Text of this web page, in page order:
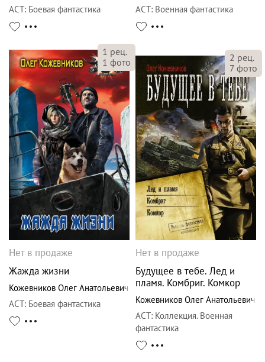
АСТ: Боевая фантастика
АСТ: Военная фантастика
1 рец.
1 фото
Нет в продаже
Жажда жизни
Кожевников Олег Анатольевич
АСТ: Боевая фантастика
2 рец.
7 фото
Нет в продаже
Будущее в тебе. Лед и
пламя. Комбриг. Комкор
Кожевников Олег Анатольевич
АСТ: Коллекция. Военная
фантастика